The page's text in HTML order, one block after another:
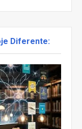
Diferente: